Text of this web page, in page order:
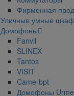
Фирменная
Уличные умные
Домофоны
Fanvil
SLINEX
Tantos
VISIT
Came-bpt
Домофоны